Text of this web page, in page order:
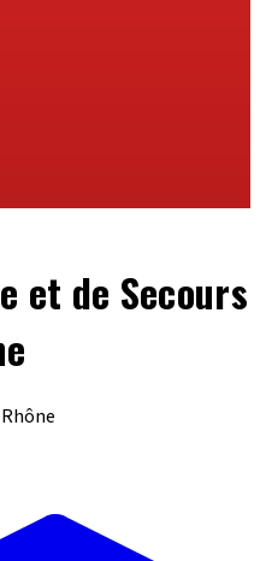
et de Secours